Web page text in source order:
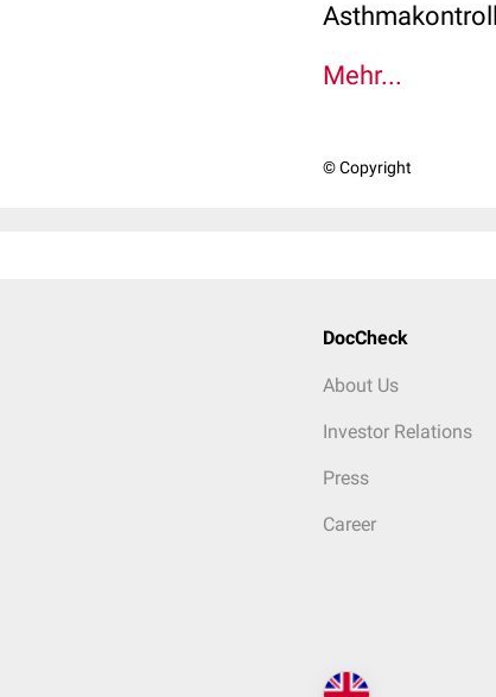
Mehr...
© Copyright
DocCheck
About Us
Investor Relations
Press
Career